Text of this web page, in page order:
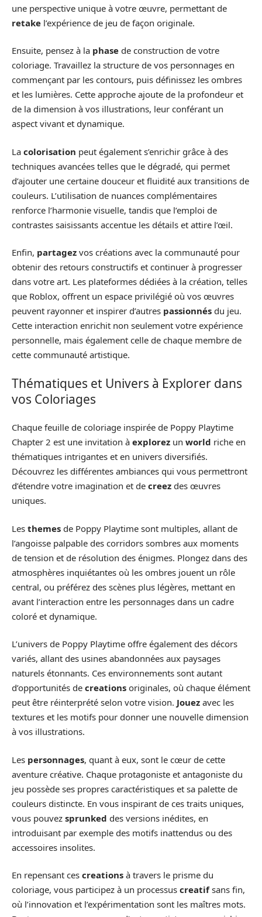
une perspective unique à votre œuvre, permettant de
retake l’expérience de jeu de façon originale.
Ensuite, pensez à la phase de construction de votre
coloriage. Travaillez la structure de vos personnages en
commençant par les contours, puis définissez les ombres
et les lumières. Cette approche ajoute de la profondeur et
de la dimension à vos illustrations, leur conférant un
aspect vivant et dynamique.
La colorisation peut également s’enrichir grâce à des
techniques avancées telles que le dégradé, qui permet
d’ajouter une certaine douceur et fluidité aux transitions de
couleurs. L’utilisation de nuances complémentaires
renforce l’harmonie visuelle, tandis que l’emploi de
contrastes saisissants accentue les détails et attire l’œil.
Enfin, partagez vos créations avec la communauté pour
obtenir des retours constructifs et continuer à progresser
dans votre art. Les plateformes dédiées à la création, telles
que Roblox, offrent un espace privilégié où vos œuvres
peuvent rayonner et inspirer d’autres passionnés du jeu.
Cette interaction enrichit non seulement votre expérience
personnelle, mais également celle de chaque membre de
cette communauté artistique.
Thématiques et Univers à Explorer dans
vos Coloriages
Chaque feuille de coloriage inspirée de Poppy Playtime
Chapter 2 est une invitation à explorez un world riche en
thématiques intrigantes et en univers diversifiés.
Découvrez les différentes ambiances qui vous permettront
d’étendre votre imagination et de creez des œuvres
uniques.
Les themes de Poppy Playtime sont multiples, allant de
l’angoisse palpable des corridors sombres aux moments
de tension et de résolution des énigmes. Plongez dans des
atmosphères inquiétantes où les ombres jouent un rôle
central, ou préférez des scènes plus légères, mettant en
avant l’interaction entre les personnages dans un cadre
coloré et dynamique.
L’univers de Poppy Playtime offre également des décors
variés, allant des usines abandonnées aux paysages
naturels étonnants. Ces environnements sont autant
d’opportunités de creations originales, où chaque élément
peut être réinterprété selon votre vision. Jouez avec les
textures et les motifs pour donner une nouvelle dimension
à vos illustrations.
Les personnages, quant à eux, sont le cœur de cette
aventure créative. Chaque protagoniste et antagoniste du
jeu possède ses propres caractéristiques et sa palette de
couleurs distincte. En vous inspirant de ces traits uniques,
vous pouvez sprunked des versions inédites, en
introduisant par exemple des motifs inattendus ou des
accessoires insolites.
En repensant ces creations à travers le prisme du
coloriage, vous participez à un processus creatifsans fin,
où l’innovation et l’expérimentation sont les maîtres mots.